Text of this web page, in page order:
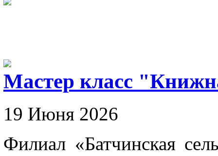
Мастер класс
19 Июня 2026
Филиал «Батчинская